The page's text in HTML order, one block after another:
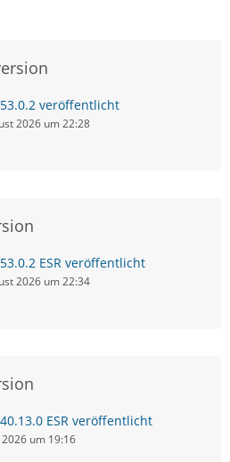
veröffentlicht
2026 um 22:28
ESR veröffentlicht
2026 um 22:34
ESR veröffentlicht
2026 um 19:16